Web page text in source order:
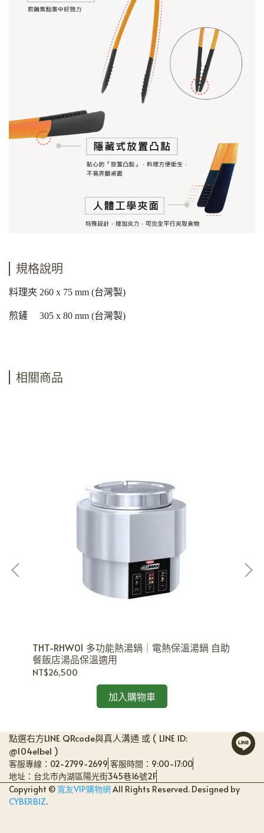
規格說明
料理夾 260 x 75 mm (台灣製)
煎鏟 305 x 80 mm (台灣製)
相關商品
THT-RHW01 多功能熱湯鍋｜電熱保溫湯鍋 自助
餐飯店湯品保溫適用
NT$26,500
加入購物車
立
點選右方LINE QRcode與真人溝通 或 ( LINE ID:
@104elbel )
客服專線：02-2799-2699 客服時間：9:00-17:00
地址：台北市內湖區陽光街345巷16號2F
Copyright © 寬友VIP購物網All Rights Reserved. Designed by
CYBERBIZ.